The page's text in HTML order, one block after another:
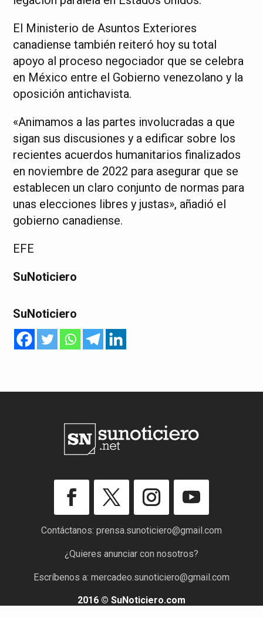
El Ministerio de Asuntos Exteriores
canadiense también reiteró hoy su total
apoyo al proceso negociador que se celebra
en México entre el Gobierno venezolano y la
oposición antichavista.
«Animamos a las partes involucradas a que
sigan sus discusiones y a edificar sobre los
recientes acuerdos humanitarios finalizados
en noviembre de 2022 para asegurar que se
establecen un claro conjunto de normas para
unas elecciones libres y justas», añadió el
gobierno canadiense.
EFE
SuNoticiero
SuNoticiero
Contáctanos: prensa.sunoticiero@gmail.com
¿Quieres anunciar con nosotros?
Escríbenos a: mercadeo.sunoticiero@gmail.com
2016 © SuNoticiero.com